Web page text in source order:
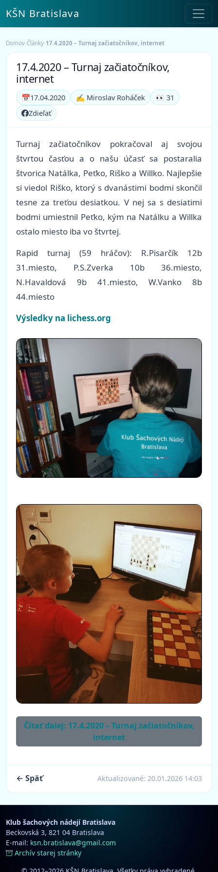
KŠN Bratislava
Domov›Články›17.4.2020 – Turnaj začiatočníkov, internet
17.4.2020 – Turnaj začiatočníkov,
internet
📅17.04.2020 ✍️ Miroslav Roháček
👀 31
Zdieľať
Turnaj začiatočníkov pokračoval aj svojou
štvrtou časťou a o našu účasť sa postaralia
štvorica Natálka, Peťko, Riško a Willko. Najlepšie
si viedol Riško, ktorý s dvanástimi bodmi skončil
tesne za treťou desiatkou. V nej sa s desiatimi
bodmi umiestnil Peťko, kým na Natálku a Willka
ostalo miesto iba vo štvrtej.
Rapid turnaj (59 hráčov): R.Pisarčík 12b
31.miesto, P.S.Zverka 10b 36.miesto,
N.Havaldová 9b 41.miesto, W.Vanko 8b
44.miesto
Výsledky na lichess.org
Čítať ďalej: 17.4.2020 – Turnaj začiatočníkov,
internet
← Späť Aktualizované: 20.01.2026 14:03
Klub šachových nádejí Bratislava
Beckovská 3, 821 04 Bratislava
E-mail: ksn.bratislava@gmail.com
Archív starej stránky